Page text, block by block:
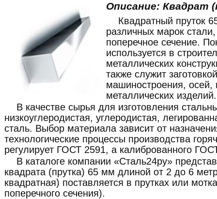
Описание: Квадрат
Квадратный пруток
различных марок
поперечное сечение.
используется в
металлических
также служит
машиностроения, осей,
металлических изделий.
В качестве сырья для изготовления
низкоуглеродистая, углеродистая,
сталь. Выбор материала зависит от
технологические процессы производства
регулирует ГОСТ 2591, а калиброванного
В каталоге компании «Сталь24ру»
квадрата (прутка) 65 мм длиной от 2 до 6
квадратная) поставляется в прутках или
поперечного сечения).